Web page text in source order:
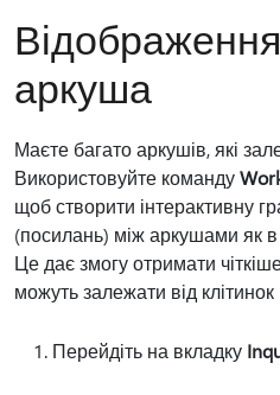
Відображення
аркуша
Маєте багато аркушів, які
Використовуйте команду
щоб створити інтерактивну
(посилань) між аркушами як в
Це дає змогу отримати
можуть залежати від
Перейдіть на вкладку